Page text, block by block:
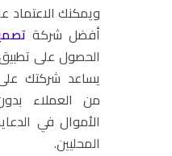
ويمكنك الاعتماد
أفضل شركة
الحصول على
يساعد شركتك
من العملاء
الأموال في
المحليين.